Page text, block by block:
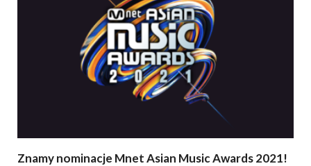
Znamy nominacje Mnet Asian Music Awards 2021!